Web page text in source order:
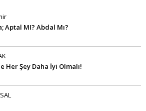
Aptal MI? Abdal Mı?
Her Şey Daha İyi Olmalı!